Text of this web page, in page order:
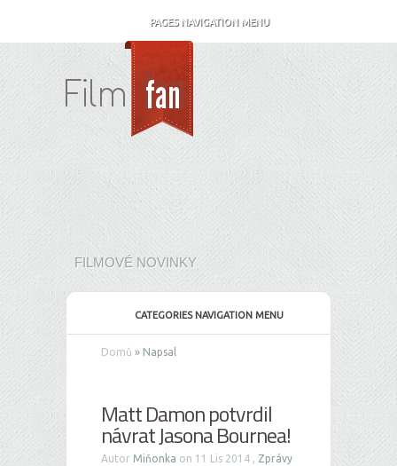
PAGES NAVIGATION MENU
FILMOVÉ NOVINKY
CATEGORIES NAVIGATION MENU
Domů » Napsal
Matt Damon potvrdil
návrat Jasona Bournea!
Autor Miňonka on 11 Lis 2014 , Zprávy